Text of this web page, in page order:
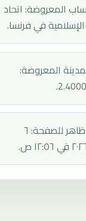
المعروضة: اتحاد
في فرنسا.
المعروضة:
آخر تحديث ظاهر للصفحة: ٦